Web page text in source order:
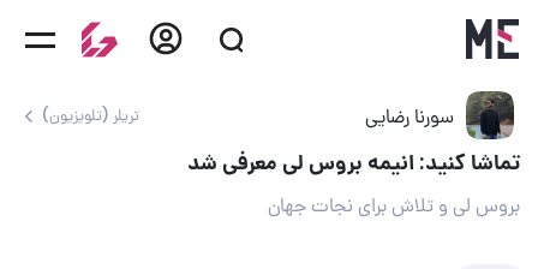
سورنا رضایی تریلر (تلویزیون)
تماشا کنید: انیمه بروس لی معرفی شد
بروس لی و تلاش برای نجات جهان